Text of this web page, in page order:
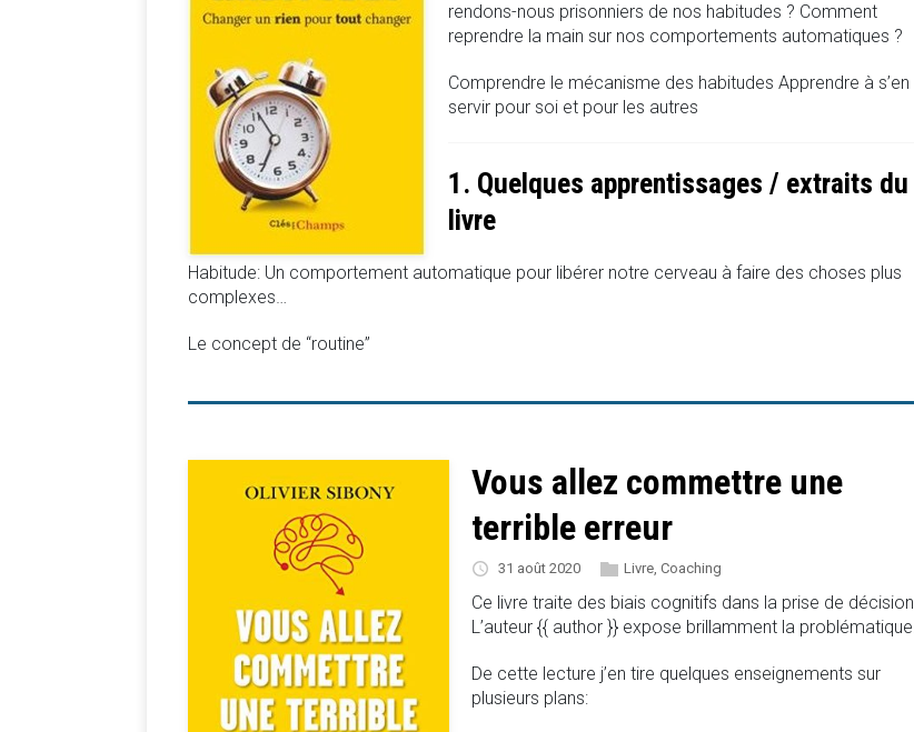
rendons-nous prisonniers de nos habitudes ? Comment
reprendre la main sur nos comportements automatiques ?
Comprendre le mécanisme des habitudes Apprendre à s’en
servir pour soi et pour les autres
1. Quelques apprentissages / extraits du
livre
Habitude: Un comportement automatique pour libérer notre cerveau à faire des choses plus
complexes…
Le concept de “routine”
Vous allez commettre une
terrible erreur
31 août 2020 Livre Coaching
Ce livre traite des biais cognitifs dans la prise de décision.
L’auteur {{ author }} expose brillamment la problématique.
De cette lecture j’en tire quelques enseignements sur
plusieurs plans: